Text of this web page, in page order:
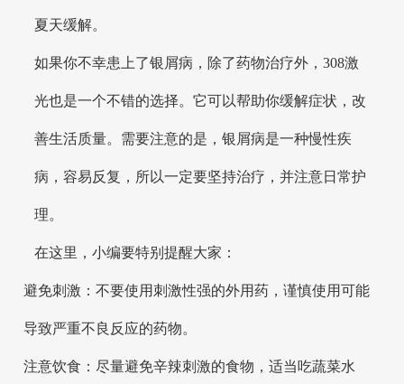
夏天缓解。
如果你不幸患上了银屑病，除了药物治疗外，308激
光也是一个不错的选择。它可以帮助你缓解症状，改
善生活质量。需要注意的是，银屑病是一种慢性疾
病，容易反复，所以一定要坚持治疗，并注意日常护
理。
在这里，小编要特别提醒大家：
避免刺激：不要使用刺激性强的外用药，谨慎使用可能
导致严重不良反应的药物。
注意饮食：尽量避免辛辣刺激的食物，适当吃蔬菜水